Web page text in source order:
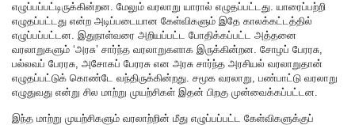
எழுப்பப்பட்டிருக்கின்றன. மேலும் வரலாறு யாரால் எழுதப்பட்டது. யாரைப்பற்றி
எழுதப்பட்டது என்ற அடிப்படையான கேள்விகளும் இதே காலக்கட்டத்தில்
எழுப்பப்பட்டன. இதுநாள்வரை அறியப்பட்ட போதிக்கப்பட்ட அத்தனை
வரலாறுகளும் ‘அரசு’ சார்ந்த வரலாறுகளாக இருக்கின்றன. சோழப் பேரரசு,
பல்லவப் பேரரசு, அசோகப் பேரரசு என அரசு சார்ந்த அரசியல் வரலாறுதான்
எழுதப்பட்டுக் கொண்டே வந்திருக்கின்றது. சமூக வரலாறு, பண்பாட்டு வரலாறு
எழுதுவது என்று சில மாற்று முயற்சிகள் இதன் பிறகு முன்வைக்கப்பட்டன.
இந்த மாற்று முயற்சிகளும் வரலாற்றின் மீது எழுப்பப்பட்ட கேள்விகளுக்குப்